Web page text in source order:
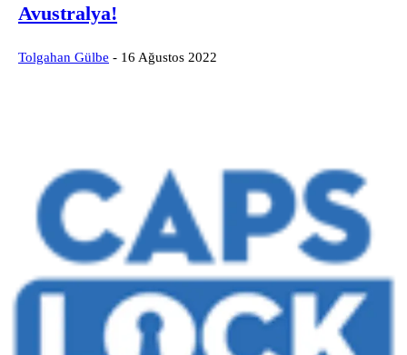
Avustralya!
Tolgahan Gülbe - 16 Ağustos 2022